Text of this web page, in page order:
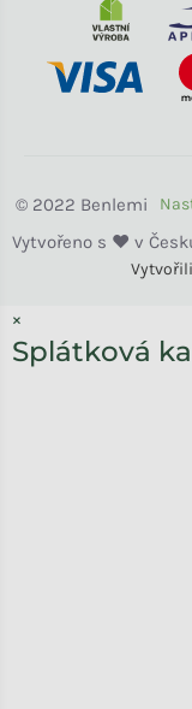
Vytvořili
Benlemi
×
Splátková